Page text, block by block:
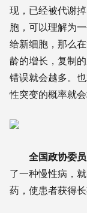
现，已经被代谢
胞，可以理解为
给新细胞，那么
龄的增长，复制
错误就会越多。
性突变的概率就会
全国政协委
了一种慢性病，
药，使患者获得